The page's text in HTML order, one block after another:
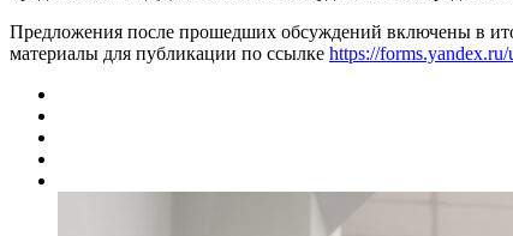
Предложения после прошедших обсуждений включены в
материалы для публикации по ссылке https://